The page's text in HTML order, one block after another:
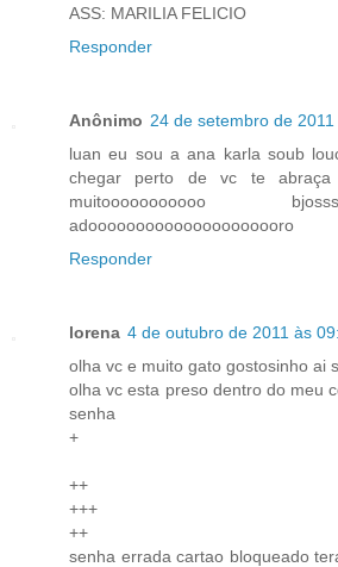
ASS: MARILIA FELICIO
Responder
Anônimo 24 de setembro de 2011
luan eu sou a ana karla soub
chegar perto de vc te
muitooooooooooo
adooooooooooooooooooooro
Responder
lorena 4 de outubro de 2011 às
olha vc e muito gato gostosinho ai
olha vc esta preso dentro do meu
senha
+
++
+++
++
senha errada cartao bloqueado